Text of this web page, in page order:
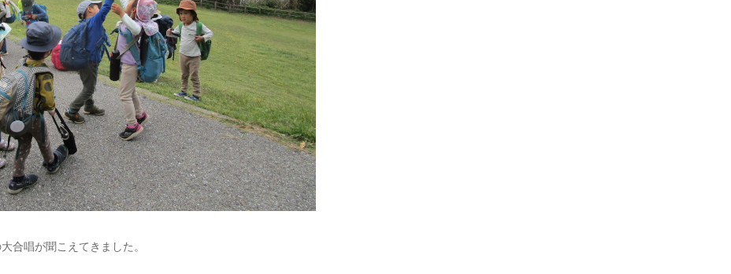
合唱が聞こえてきました。